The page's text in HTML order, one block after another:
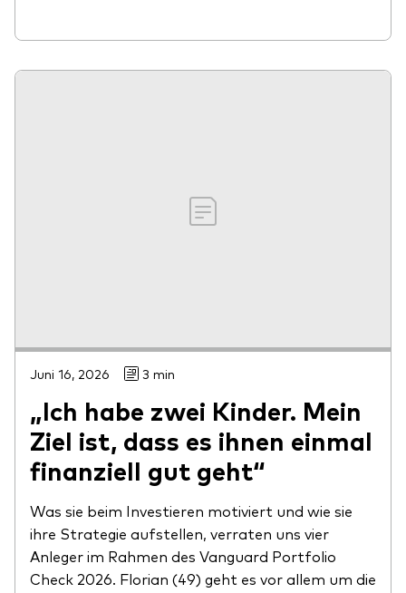
Juni 16, 2026 3 min
„Ich habe zwei Kinder. Mein
Ziel ist, dass es ihnen einmal
finanziell gut geht“
Was sie beim Investieren motiviert und wie sie
ihre Strategie aufstellen, verraten uns vier
Anleger im Rahmen des Vanguard Portfolio
Check 2026. Florian (49) geht es vor allem um die